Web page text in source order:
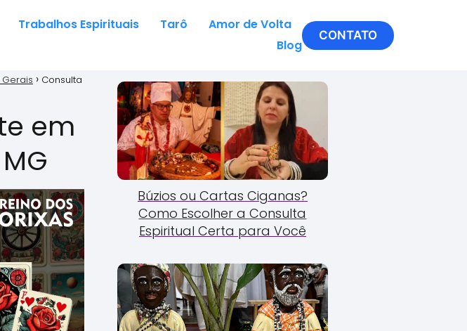
Trabalhos Espirituais Tarô
Amor de Volta
Blog
CONTATO
Consulta
em
Búzios ou Cartas Ciganas?
Como Escolher a Consulta
Espiritual Certa para Você